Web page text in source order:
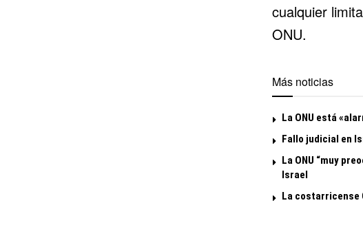
cualquier
ONU.
Más noticias
La ONU está
Fallo judicial en
La ONU “muy
Israel
La costarricense